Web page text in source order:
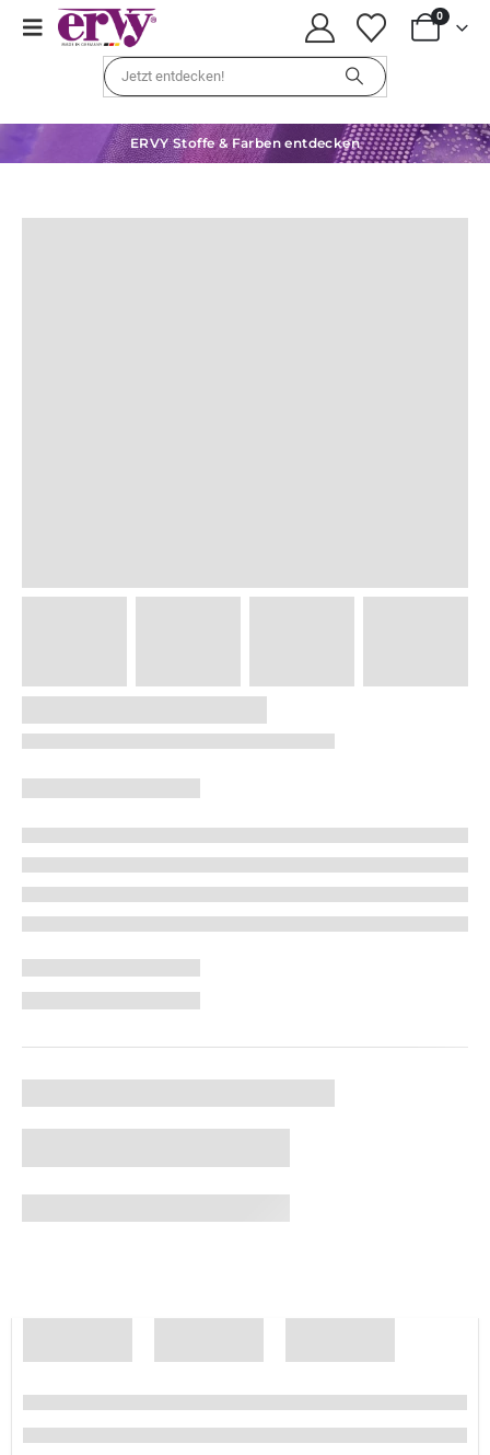
0
ERVY Stoffe & Farben entdecken